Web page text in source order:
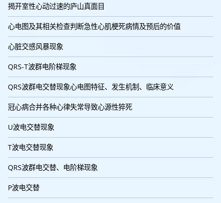
揭开室性心动过速的庐山真面目
心电图及其相关检查判断急性心肌梗死病情及预后的价值
心脏交感风暴现象
QRS-T波群电阶梯现象
QRS波群电交替现象心电图特征、发生机制、临床意义
冠心病合并各种心律失常导致心源性猝死
U波电交替现象
T波电交替现象
QRS波群电交替、电阶梯现象
P波电交替